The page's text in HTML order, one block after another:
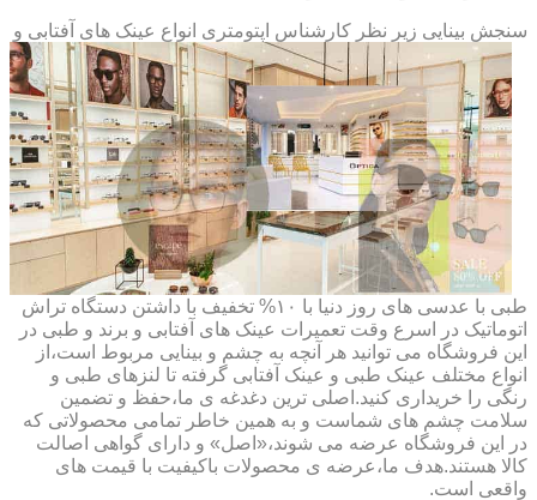
سنجش بینایی زیر نظر کارشناس اپتومتری انواع عینک های آفتابی و
طبی با عدسی های روز دنیا با ۱۰% تخفیف با داشتن دستگاه تراش
اتوماتیک در اسرع وقت تعمیرات عینک های آفتابی و برند و طبی در
این فروشگاه می توانید هر آنچه به چشم و بینایی مربوط است،از
انواع مختلف عینک طبی و عینک آفتابی گرفته تا لنزهای طبی و
رنگی را خریداری کنید.اصلی ترین دغدغه ی ما،حفظ و تضمین
سلامت چشم های شماست و به همین خاطر تمامی محصولاتی که
در این فروشگاه عرضه می شوند،«اصل» و دارای گواهی اصالت
کالا هستند.هدف ما،عرضه ی محصولات باکیفیت با قیمت های
واقعی است.